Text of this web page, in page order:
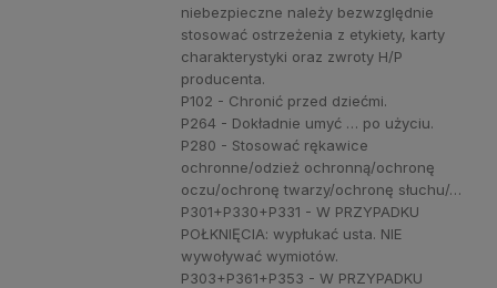
niebezpieczne należy bezwzględnie
stosować ostrzeżenia z etykiety, karty
charakterystyki oraz zwroty H/P
producenta.
P102 - Chronić przed dziećmi.
P264 - Dokładnie umyć … po użyciu.
P280 - Stosować rękawice
ochronne/odzież ochronną/ochronę
oczu/ochronę twarzy/ochronę słuchu/…
P301+P330+P331 - W PRZYPADKU
POŁKNIĘCIA: wypłukać usta. NIE
wywoływać wymiotów.
P303+P361+P353 - W PRZYPADKU